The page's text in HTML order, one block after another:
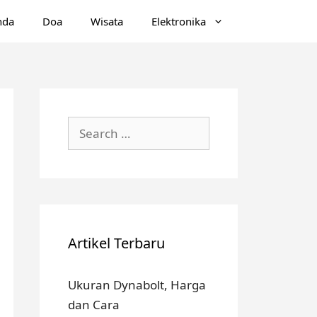
Doa Wisata Elektronika
Search
for:
Artikel Terbaru
Ukuran Dynabolt, Harga
dan Cara